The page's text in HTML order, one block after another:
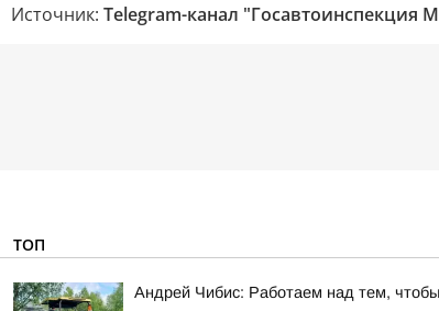
Источник: Telegram-канал "Госавтоинспекция
ТОП
Андрей Чибис: Работаем над тем,